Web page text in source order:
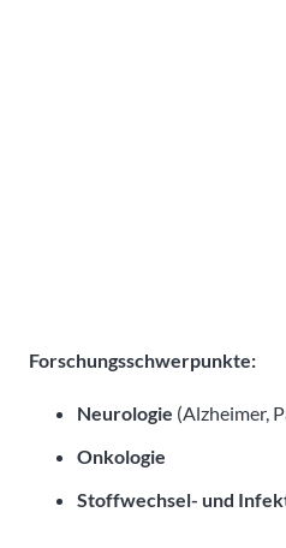
Forschungsschwerpunkte:
Neurologie (Alzheimer,
Onkologie
Stoffwechsel- und